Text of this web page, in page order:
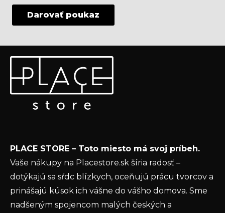
Darovať poukaz
Odoberať newsletter
Vložte svoj e-mail a my Vám budeme zasielať informácie
o nových produktoch na našom e-shope.
ochrany osobných údajov
PRIHLÁSIŤ SA
PLACE STORE – Toto miesto má svoj príbeh.
Vaše nákupy na Placestore.sk šíria radosť –
dotýkajú sa sŕdc blízkych, oceňujú prácu tvorcov a
prinášajú kúsok ich vášne do vášho domova. Sme
nadšeným spojencom malých českých a